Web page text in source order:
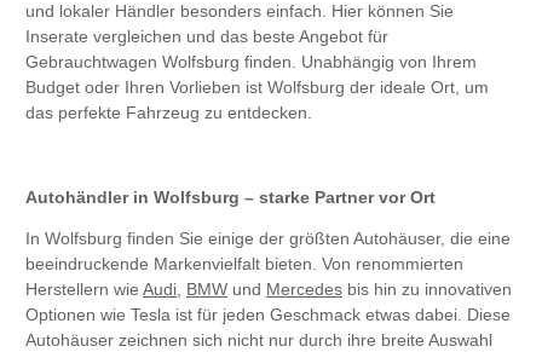
und lokaler Händler besonders einfach. Hier können Sie
Inserate vergleichen und das beste Angebot für
Gebrauchtwagen Wolfsburg finden. Unabhängig von Ihrem
Budget oder Ihren Vorlieben ist Wolfsburg der ideale Ort, um
das perfekte Fahrzeug zu entdecken.
Autohändler in Wolfsburg – starke Partner vor Ort
In Wolfsburg finden Sie einige der größten Autohäuser, die eine
beeindruckende Markenvielfalt bieten. Von renommierten
Herstellern wie Audi, BMW und Mercedes bis hin zu innovativen
Optionen wie Tesla ist für jeden Geschmack etwas dabei. Diese
Autohäuser zeichnen sich nicht nur durch ihre breite Auswahl